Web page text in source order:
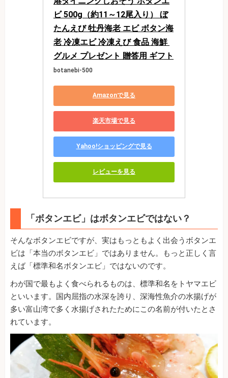
ビ 500g（約11～12尾入り） ぼ
たんえび 牡丹海老 エビ ボタン海
老 冷凍エビ 冷凍えび 食品 海鮮
グルメ プレゼント 贈答用 ギフト
botanebi-500
Amazonで見る
楽天市場で見る
Yahoo!ショッピングで見る
レビューを見る
「ボタンエビ」はボタンエビではない？
そんなボタンエビですが、実はもっともよく出会うボタンエ
ビは「本当のボタンエビ」ではありません。もっと正しく言
えば「標準和名ボタンエビ」ではないのです。
わが国で最もよく食べられるものは、標準和名をトヤマエビ
といいます。国内屈指の水深を誇り、深海性魚介の水揚げが
多い富山湾で多く水揚げされたためにこの名前が付いたとさ
れています。